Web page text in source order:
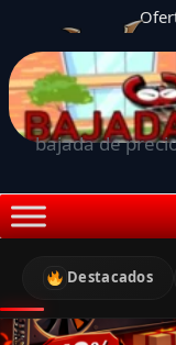
bajada de
Destacados